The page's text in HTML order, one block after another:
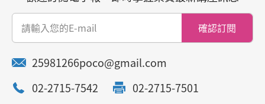
確認訂閱
25981266poco@gmail.com
02-2715-7542
02-2715-7501